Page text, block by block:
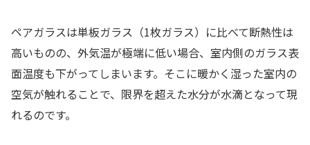
ペアガラスは単板ガラス（1枚ガラス）に比べて断熱性は
高いものの、外気温が極端に低い場合、室内側のガラス表
面温度も下がってしまいます。そこに暖かく湿った室内の
空気が触れることで、限界を超えた水分が水滴となって現
れるのです。